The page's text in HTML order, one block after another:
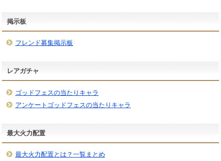
掲示板
フレンド募集掲示板
レアガチャ
ゴッドフェスの当たりキャラ
アンケートゴッドフェスの当たりキャラ
最大火力配置
最大火力配置とは？一覧まとめ